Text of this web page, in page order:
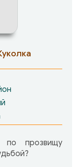
прозвищу